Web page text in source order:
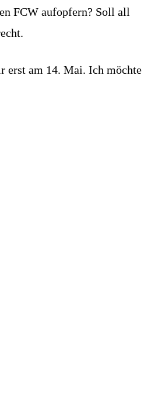
FCW aufopfern? Soll all
erst am 14. Mai. Ich möchte